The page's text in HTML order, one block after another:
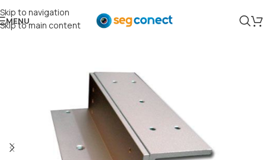
Skip to navigation
Skip to main content
MENU